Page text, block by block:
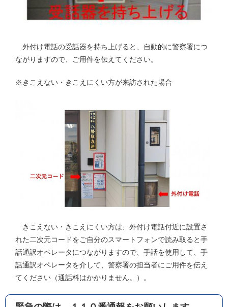
外付け電話の受話器を持ち上げると、自動的に警察署につ
ながりますので、ご用件を伝えてください。
※きこえない・きこえにくい方が来訪された場合
きこえない・きこえにくい方は、外付け電話付近に設置さ
れた二次元コードをご自分のスマートフォンで読み取ると手
話通訳オペレータにつながりますので、手話を使用して、手
話通訳オペレータを介して、警察署の担当者にご用件を伝え
てください（通話料はかかりません。）。